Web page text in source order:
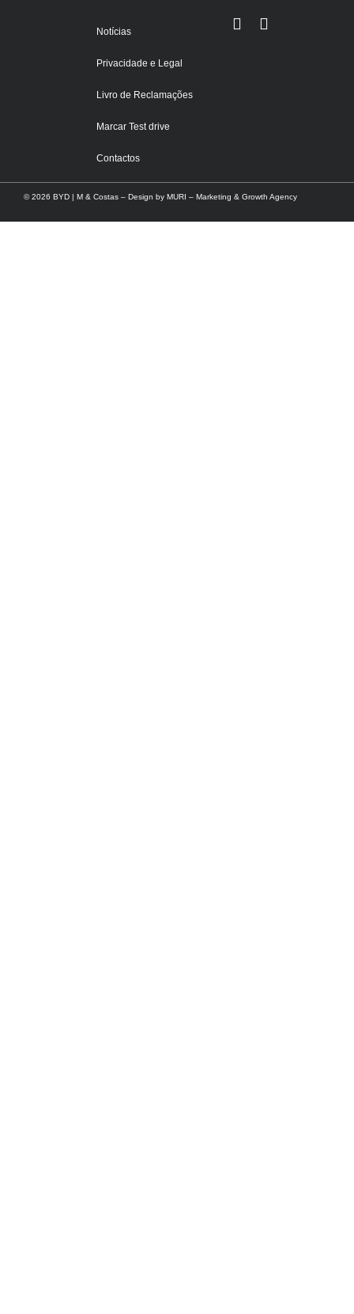
Notícias
Privacidade e Legal
Livro de Reclamações
Marcar Test drive
Contactos
© 2026 BYD | M & Costas – Design by MURI – Marketing & Growth Agency